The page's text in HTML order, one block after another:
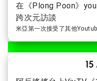
在《Plong Poon》
跨次元訪談
米亞第一次接受了其他